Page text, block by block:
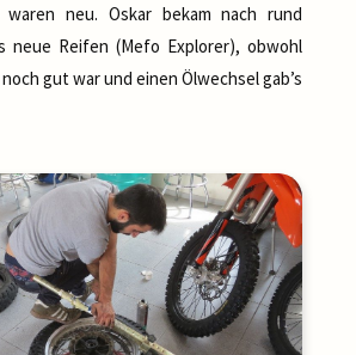
waren neu. Oskar bekam nach rund
neue Reifen (Mefo Explorer), obwohl
gut war und einen Ölwechsel gab’s